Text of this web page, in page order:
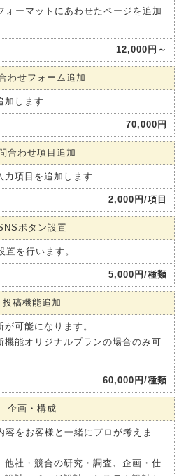
ォーマットにあわせたページを追加
12,000円～
わせフォーム追加
加します
70,000円
合わせ項目追加
力項目を追加します
2,000円/項目
ボタン設置
を行います。
5,000円/種類
投稿機能追加
可能になります。
能オリジナルプランの場合のみ可
60,000円/種類
企画・構成
容をお客様と一緒にプロが考えま
他社・競合の研究・調査、企画・仕